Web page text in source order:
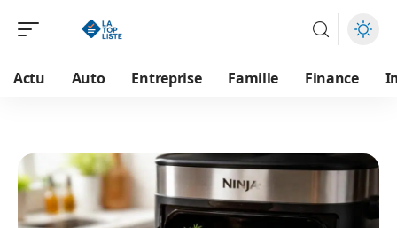
Actu Auto Entreprise Famille Finance